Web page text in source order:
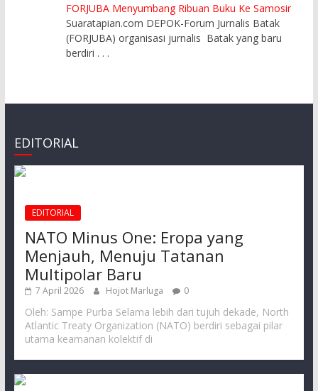
FORJUBA Menyumbang Ribuan Buku Ke Samosir
Suaratapian.com DEPOK-Forum Jurnalis Batak
(FORJUBA) organisasi jurnalis Batak yang baru
berdiri . . .
EDITORIAL
EDITORIAL
NATO Minus One: Eropa yang
Menjauh, Menuju Tatanan
Multipolar Baru
7 April 2026 Hojot Marluga 0
Oleh: Sampe Purba Selama lebih dari tujuh dekade, North
Atlantic Treaty Organization (NATO) berdiri sebagai pilar
utama keamanan kolektif di